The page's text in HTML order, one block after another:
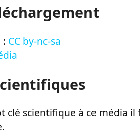
CC by-nc-sa
clé scientifique à ce média